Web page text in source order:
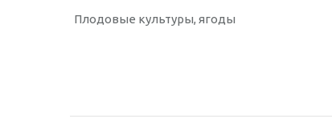
Плодовые культуры, ягоды